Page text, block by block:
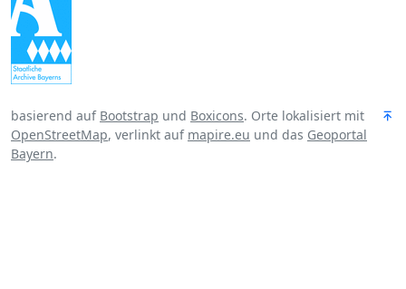
basierend auf Bootstrap und Boxicons. Orte lokalisiert mit
OpenStreetMap, verlinkt auf mapire.eu und das Geoportal
Bayern.